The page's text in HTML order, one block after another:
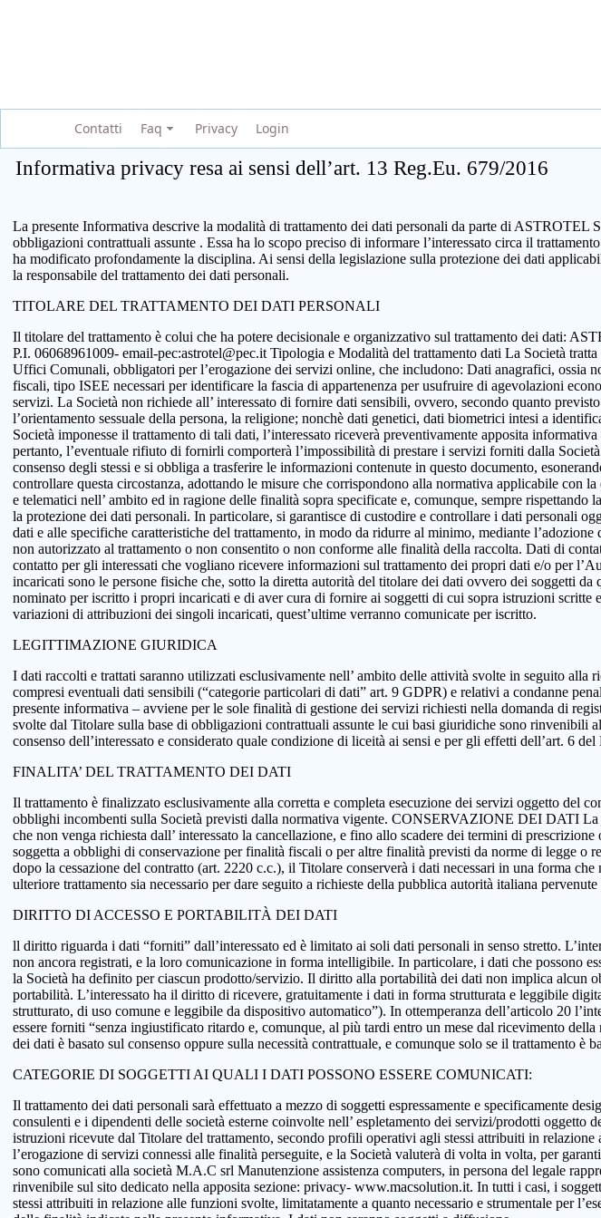
Contatti Faq Privacy Login
Informativa privacy resa ai sensi dell’art. 13 Reg.Eu. 679/2016
La presente Informativa descrive la modalità di trattamento dei dati personali da parte di
obbligazioni contrattuali assunte . Essa ha lo scopo preciso di informare l’interessato circa il
ha modificato profondamente la disciplina. Ai sensi della legislazione sulla protezione dei dati
la responsabile del trattamento dei dati personali.
TITOLARE DEL TRATTAMENTO DEI DATI PERSONALI
Il titolare del trattamento è colui che ha potere decisionale e organizzativo sul trattamento dei dati:
P.I. 06068961009- email-pec:astrotel@pec.it Tipologia e Modalità del trattamento dati La Società
Uffici Comunali, obbligatori per l’erogazione dei servizi online, che includono: Dati anagrafici,
fiscali, tipo ISEE necessari per identificare la fascia di appartenenza per usufruire di agevolazioni
servizi. La Società non richiede all’ interessato di fornire dati sensibili, ovvero, secondo quanto
l’orientamento sessuale della persona, la religione; nonchè dati genetici, dati biometrici intesi a
Società imponesse il trattamento di tali dati, l’interessato riceverà preventivamente apposita
pertanto, l’eventuale rifiuto di fornirli comporterà l’impossibilità di prestare i servizi forniti dalla
consenso degli stessi e si obbliga a trasferire le informazioni contenute in questo documento,
controllare questa circostanza, adottando le misure che corrispondono alla normativa applicabile
e telematici nell’ ambito ed in ragione delle finalità sopra specificate e, comunque, sempre
la protezione dei dati personali. In particolare, si garantisce di custodire e controllare i dati personali
dati e alle specifiche caratteristiche del trattamento, in modo da ridurre al minimo, mediante
non autorizzato al trattamento o non consentito o non conforme alle finalità della raccolta. Dati di
contatto per gli interessati che vogliano ricevere informazioni sul trattamento dei propri dati e/o per
incaricati sono le persone fisiche che, sotto la diretta autorità del titolare dei dati ovvero dei soggetti
nominato per iscritto i propri incaricati e di aver cura di fornire ai soggetti di cui sopra istruzioni
variazioni di attribuzioni dei singoli incaricati, quest’ultime verranno comunicate per iscritto.
LEGITTIMAZIONE GIURIDICA
I dati raccolti e trattati saranno utilizzati esclusivamente nell’ ambito delle attività svolte in seguito
compresi eventuali dati sensibili (“categorie particolari di dati” art. 9 GDPR) e relativi a condanne
presente informativa – avviene per le sole finalità di gestione dei servizi richiesti nella domanda di
svolte dal Titolare sulla base di obbligazioni contrattuali assunte le cui basi giuridiche sono rinvenibili
consenso dell’interessato e considerato quale condizione di liceità ai sensi e per gli effetti dell’art. 6
FINALITA’ DEL TRATTAMENTO DEI DATI
Il trattamento è finalizzato esclusivamente alla corretta e completa esecuzione dei servizi oggetto del
obblighi incombenti sulla Società previsti dalla normativa vigente. CONSERVAZIONE DEI DATI La
che non venga richiesta dall’ interessato la cancellazione, e fino allo scadere dei termini di
soggetta a obblighi di conservazione per finalità fiscali o per altre finalità previsti da norme di legge
dopo la cessazione del contratto (art. 2220 c.c.), il Titolare conserverà i dati necessari in una forma
ulteriore trattamento sia necessario per dare seguito a richieste della pubblica autorità italiana
DIRITTO DI ACCESSO E PORTABILITÀ DEI DATI
ll diritto riguarda i dati “forniti” dall’interessato ed è limitato ai soli dati personali in senso stretto.
non ancora registrati, e la loro comunicazione in forma intelligibile. In particolare, i dati che possono
la Società ha definito per ciascun prodotto/servizio. Il diritto alla portabilità dei dati non implica
portabilità. L’interessato ha il diritto di ricevere, gratuitamente i dati in forma strutturata e leggibile
strutturato, di uso comune e leggibile da dispositivo automatico”). In ottemperanza dell’articolo 20
essere forniti “senza ingiustificato ritardo e, comunque, al più tardi entro un mese dal ricevimento
dei dati è basato sul consenso oppure sulla necessità contrattuale, e comunque solo se il trattamento
CATEGORIE DI SOGGETTI AI QUALI I DATI POSSONO ESSERE COMUNICATI:
Il trattamento dei dati personali sarà effettuato a mezzo di soggetti espressamente e specificamente
consulenti e i dipendenti delle società esterne coinvolte nell’ espletamento dei servizi/prodotti
istruzioni ricevute dal Titolare del trattamento, secondo profili operativi agli stessi attribuiti in
l’erogazione di servizi connessi alle finalità perseguite, e la Società valuterà di volta in volta, per
sono comunicati alla società M.A.C srl Manutenzione assistenza computers, in persona del legale
rinvenibile sul sito dedicato nella apposita sezione: privacy- www.macsolution.it. In tutti i casi, i
stessi attribuiti in relazione alle funzioni svolte, limitatamente a quanto necessario e strumentale per